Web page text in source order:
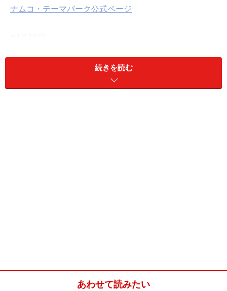
ナムコ・テーマパーク公式ページ
セガは、同社アミュ－ズメント施設向け会員サービス
というメダルゲーム。
続きを読む
あわせて読みたい